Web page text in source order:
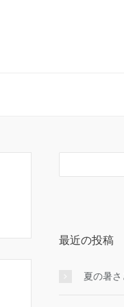
最近の投稿
夏の暑さ